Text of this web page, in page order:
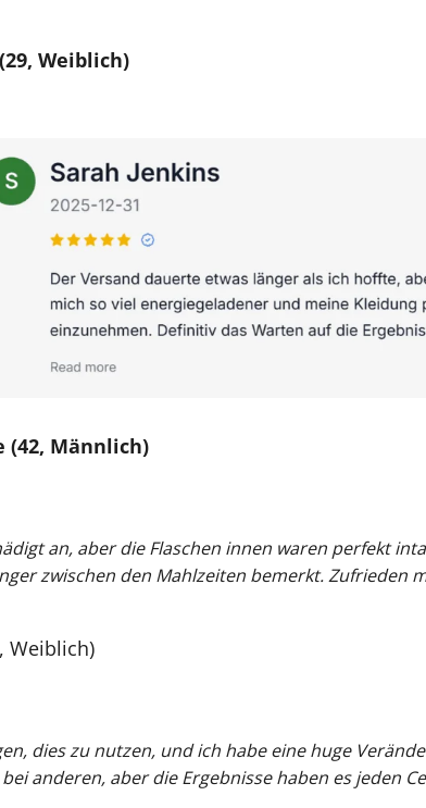
Weiblich)
(42, Männlich)
an, aber die Flaschen innen waren perfekt
zwischen den Mahlzeiten bemerkt.
Weiblich)
dies zu nutzen, und ich habe eine huge
anderen, aber die Ergebnisse haben es jeden